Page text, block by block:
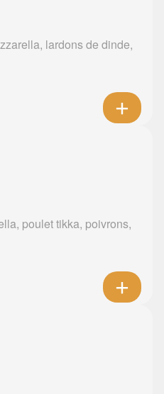
lardons de dinde,
poulet tikka, poivrons,